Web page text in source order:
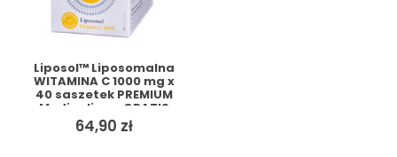
Liposol™ Liposomalna
WITAMINA C 1000 mg x
40 saszetek PREMIUM
Medicaline + GRATIS
64,90 zł